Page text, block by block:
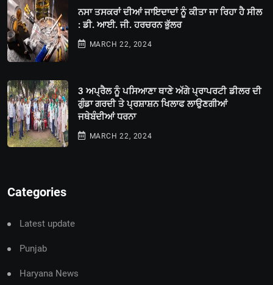
ਨਸਾ ਤਸਕਰਾਂ ਦੀਆਂ ਜਾਇਦਾਦਾਂ ਨੂੰ ਕੀਤਾ ਜਾ ਰਿਹਾ ਹੈ ਸੀਲ
: ਡੀ. ਆਈ. ਜੀ. ਹਰਚਰਨ ਭੁੱਲਰ
MARCH 22, 2024
3 ਅਪ੍ਰੈਲ ਨੂੰ ਪਸਿਆਣਾ ਥਾਣੇ ਅੱਗੇ ਪ੍ਰਾਪਰਟੀ ਡੀਲਰ ਦੀ
ਗੁੰਡਾ ਗਰਦੀ ਤੇ ਪ੍ਰਸ਼ਾਸ਼ਨ ਖਿਲਾਫ ਲਾਉਣਗੀਆਂ
ਜਥੇਬੰਦੀਆਂ ਧਰਨਾ
MARCH 22, 2024
Categories
Latest update
Punjab
Haryana News